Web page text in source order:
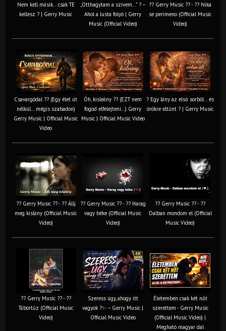
Nem kell másik… csak TE
kellesz ? | Gerry Music
„Otthagytam a szívem…” ? –
Ahol a lusta folyó | Gerry
Music (Official Video)
?? Gerry Music ?? - ?? Nika
se perimeno (Official Music
Video)
Csavargódal ?? (Egy élet út
nélkül… mégis szabadon)
Gerry Music | Official Music
Video
Óh, kisleány ?? (EZT nem
fogod elfelejteni…) Gerry
Music | Official Music Video
? Egy lány az első sorból… és
örökre eltűnt ? | Gerry Music
?? Gerry Music ?? - ?? Állj
meg kislány (Official Music
Video)
?? Gerry Music ?? - ?? Harag
vagy béke (Official Music
Video)
?? Gerry Music ?? - ??
Dalban mondom el (Official
Music Video)
?? Gerry Music ?? - ??
Tábortűz (Official Music
Video)
Szeress úgy, ahogy itt
vagyok ?✨ – Gerry Music |
Official Music Video
Életemben csak két nőt
szerettem - Gerry Music
(Official Music Video) |
Megható magyar dal